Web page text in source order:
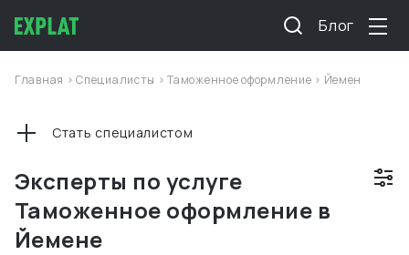
Блог
Главная >Специалисты >Таможенное оформление > Йемен
Эксперты по услуге
Таможенное оформление в
Йемене
Стать специалистом